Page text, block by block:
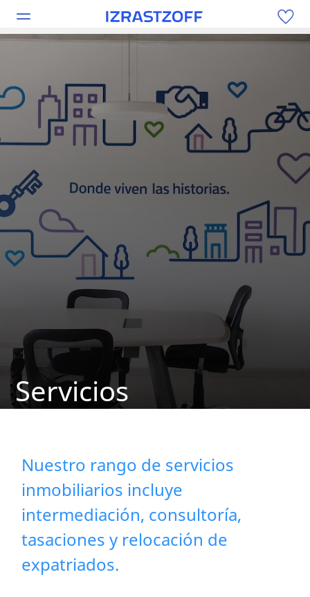
Servicios
Nuestro rango de servicios
inmobiliarios incluye
intermediación, consultoría,
tasaciones y relocación de
expatriados.